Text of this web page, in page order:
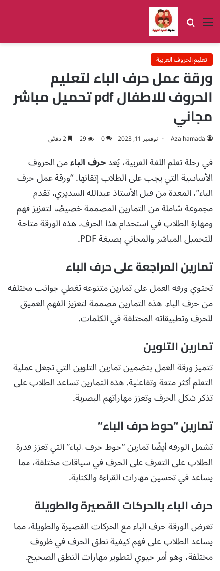
القائمة بحث عن
تعليم الحروف العربية
ورقة عمل حرف الباء لتعليم
الحروف للاطفال pdf تحميل مباشر
مجاني
Aza hamada نوفمبر 11, 2023 0
29
في رحلة تعلم اللغة العربية، يُعدحرف الباءمن الحروف
الأساسية التي يجب على الطلاب إتقانها. “ورقة عمل حرف
الباء”، المعدة من قبل الأستاذ عبدالله السديري، تقدم
مجموعة شاملة من التمارين المصممة خصيصًا لتعزيز فهم
ومهارة الطلاب في استخدام هذا الحرف. هذه الورقة متاحة
للتحميل المباشر والمجاني بصيغة PDF.
تمارين المراجعة على حرف الباء
تحتوي ورقة العمل على تمارين متنوعة تغطي جوانب مختلفة
من حرف الباء. هذه التمارين مصممة لتعزيز الفهم العميق
للحرف وتطبيقاته المختلفة في الكلمات.
تمارين التلوين
تتميز ورقة العمل بتضمين تمارين التلوين التي تجعل عملية
التعلم أكثر متعة وتفاعلية. هذه التمارين تساعد الطلاب على
تذكر شكل الحرف وتعزز مهاراتهم البصرية.
تمارين “حوط حرف الباء”
تشمل الورقة أيضًا تمارين “حوط حرف الباء” التي تعزز قدرة
الطلاب على التعرف على الحرف في سياقات مختلفة، مما
يساعد في تحسين مهارات القراءة والكتابة.
حرف الباء بالحركات القصيرة والطويلة
تعرض الورقة حرف الباء مع الحركات القصيرة والطويلة، مما
يساعد الطلاب على فهم كيفية نطق الحرف في ظروف
مختلفة، وهو أمر حيوي لتطوير مهارات النطق الصحيح.